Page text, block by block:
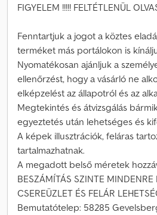
FIGYELEM !!!!! FELTÉTLENÜL
Fenntartjuk a jogot a köztes
terméket más portálokon is
Nyomatékosan ajánljuk a
ellenőrzést, hogy a vásárló ne
elképzelést az állapotról és az
Megtekintés és átvizsgálás
egyeztetés után lehetséges és
A képek illusztrációk, feláras
tartalmazhatnak.
A megadott belső méretek
BESZÁMÍTÁS SZINTE MINDENRE
CSEREÜZLET ÉS FELÁR
Bemutatótelep: 58285